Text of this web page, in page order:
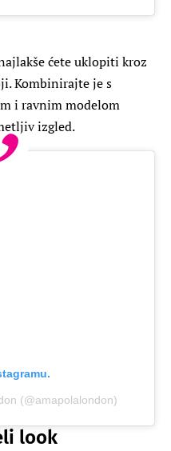
ćete uklopiti kroz
Kombinirajte je s
i ravnim modelom
izgled.
(@amapolalondon)
look